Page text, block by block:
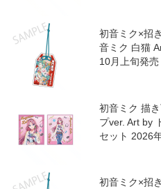
初音ミク×招
音ミク 白猫
10月上旬発売
初音ミク 描
プver. Art by
セット 2026
初音ミク×招